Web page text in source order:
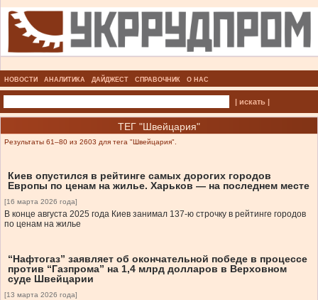
НОВОСТИ АНАЛИТИКА ДАЙДЖЕСТ СПРАВОЧНИК О НАС
| искать |
ТЕГ "Швейцария"
Результаты 61–80 из 2603 для тега "Швейцария".
Киев опустился в рейтинге самых дорогих городов
Европы по ценам на жилье. Харьков — на последнем месте
[16 марта 2026 года]
В конце августа 2025 года Киев занимал 137-ю строчку в рейтинге городов
по ценам на жилье
“Нафтогаз” заявляет об окончательной победе в процессе
против “Газпрома” на 1,4 млрд долларов в Верховном
суде Швейцарии
[13 марта 2026 года]